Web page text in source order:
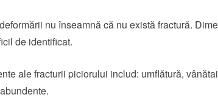
nu înseamnă că nu există fractură.
de identificat.
ale fracturii piciorului includ: umflătură,